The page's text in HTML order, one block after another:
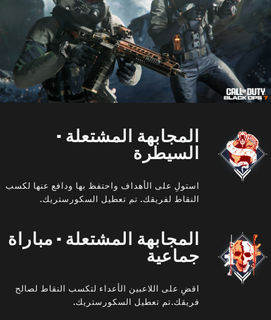
المجابهة المشتعلة -
السيطرة
استولِ على الأهداف واحتفظ بها ودافع عنها لكسب
النقاط لفريقك. تم تعطيل السكورستريك.
المجابهة المشتعلة - مباراة
جماعية
اقضِ على اللاعبين الأعداء لتكسب النقاط لصالح
فريقك.تم تعطيل السكورستريك.